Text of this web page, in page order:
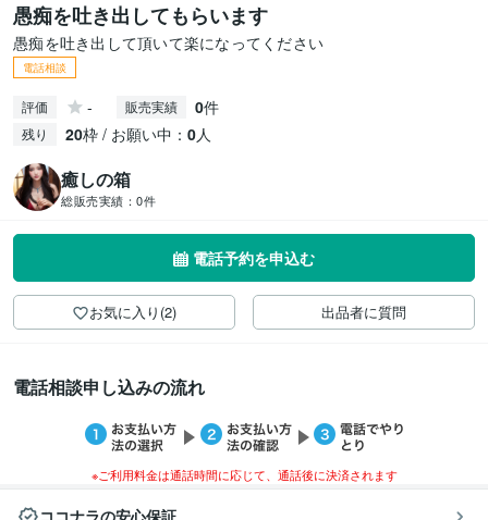
愚痴を吐き出してもらいます
愚痴を吐き出して頂いて楽になってください
電話相談
評価 - 販売実績 0件
残り 20枠 / お願い中： 0人
癒しの箱
総販売実績： 0件
電話予約を申込む
お気に入り(2) 出品者に質問
電話相談申し込みの流れ
※ご利用料金は通話時間に応じて、通話後に決済されます